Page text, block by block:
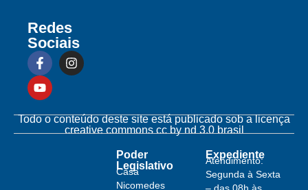
Redes
Sociais
Todo o conteúdo deste site está publicado sob a licença
creative commons cc by nd 3.0 brasil
Poder
Legislativo
Casa
Nicomedes
Expediente
Atendimento:
Segunda à Sexta